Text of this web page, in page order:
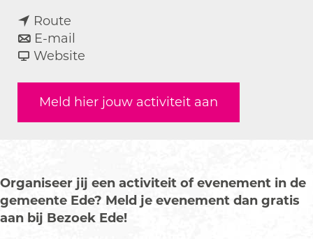
n
e
n
t
a
Route
a
a
v
e
m
e
n
E-mail
a
E
v
e
m
e
Website
E
v
e
m
e
Meld hier jouw activiteit aan
Organiseer jij een activiteit of evenement in de
gemeente Ede? Meld je evenement dan gratis
aan bij Bezoek Ede!